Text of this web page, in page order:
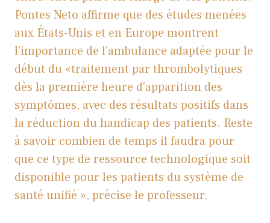
Pontes Neto affirme que des études menées
aux États-Unis et en Europe montrent
l'importance de l'ambulance adaptée pour le
début du «traitement par thrombolytiques
dès la première heure d'apparition des
symptômes, avec des résultats positifs dans
la réduction du handicap des patients. Reste
à savoir combien de temps il faudra pour
que ce type de ressource technologique soit
disponible pour les patients du système de
santé unifié », précise le professeur.